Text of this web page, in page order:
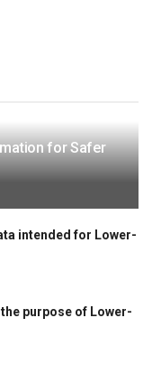
for Safer
intended for Lower-
purpose of Lower-